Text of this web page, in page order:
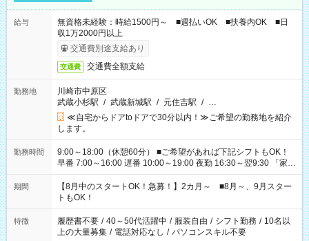
給与
無資格未経験：時給1500円～ ■週払いOK ■扶養内OK ■日
収1万2000円以上
交通費別途支給あり
交通費 交通費全額支給
勤務地
川崎市中原区
武蔵小杉駅 / 武蔵新城駅 / 元住吉駅 / …
≪自宅からドアtoドアで30分以内！≫ご希望の勤務地を紹介
します。
勤務時間
9:00～18:00（休憩60分） ■ご希望があれば下記シフトもOK！
早番 7:00～16:00 遅番 10:00～19:00 夜勤 16:30～翌9:30 「家族
と休みを合わせたい」 「余裕を持って夕飯の準備がしたい」
「できれば残業はしたくない」 など、ご希望を教えてください
ね。 ※Wワーク希望の方へ 今ご覧のお仕事で希望する勤務時間
と、もう1つのお仕事の勤務時間。 合計で週40時間を超える場
合は応募できません。
期間
【8月中のスタートOK！急募！】2カ月～ ■8月～、9月スター
トもOK！
特徴 履歴書不要 / 40～50代活躍中 / 服装自由 / シフト勤務 / 10名以
上の大量募集 / 電話対応なし / パソコンスキル不要